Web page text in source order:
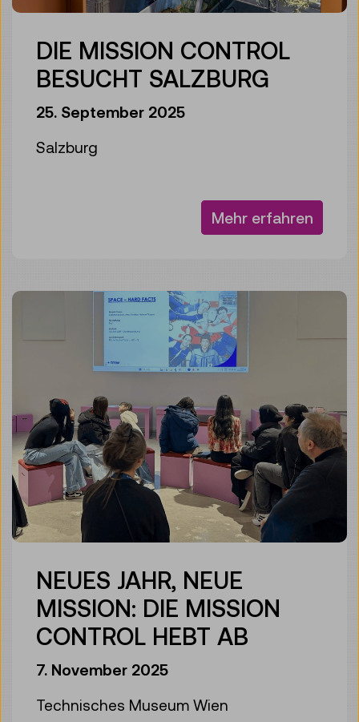
DIE MISSION CONTROL
BESUCHT SALZBURG
25. September 2025
Salzburg
Mehr erfahren
NEUES JAHR, NEUE
MISSION: DIE MISSION
CONTROL HEBT AB
7. November 2025
Technisches Museum Wien